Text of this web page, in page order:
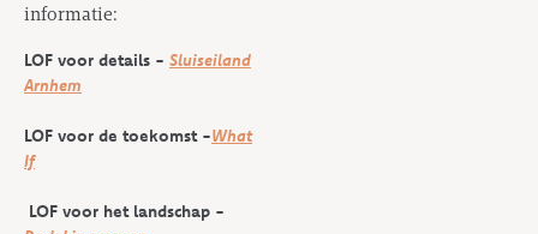
informatie:
LOF voor details - Sluiseiland
Arnhem
LOF voor de toekomst -What
If
LOF voor het landschap -